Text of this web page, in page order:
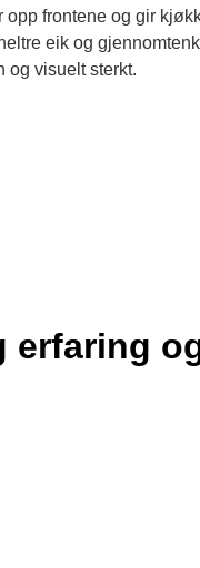
opp frontene og gir
eik og
og visuelt sterkt.
erfaring